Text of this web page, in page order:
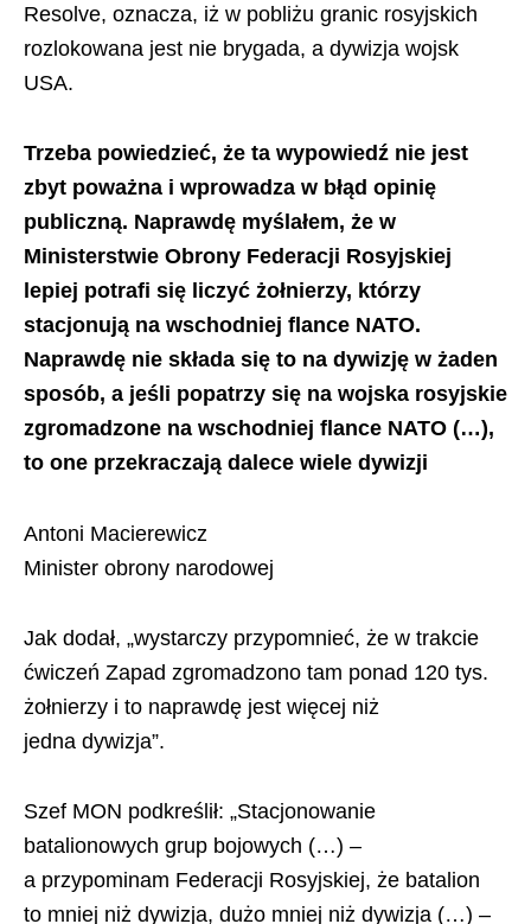
Resolve, oznacza, iż w pobliżu granic rosyjskich
rozlokowana jest nie brygada, a dywizja wojsk
USA.
Trzeba powiedzieć, że ta wypowiedź nie jest
zbyt poważna i wprowadza w błąd opinię
publiczną. Naprawdę myślałem, że w
Ministerstwie Obrony Federacji Rosyjskiej
lepiej potrafi się liczyć żołnierzy, którzy
stacjonują na wschodniej flance NATO.
Naprawdę nie składa się to na dywizję w żaden
sposób, a jeśli popatrzy się na wojska rosyjskie
zgromadzone na wschodniej flance NATO (…),
to one przekraczają dalece wiele dywizji
Antoni Macierewicz
Minister obrony narodowej
Jak dodał, „wystarczy przypomnieć, że w trakcie
ćwiczeń Zapad zgromadzono tam ponad 120 tys.
żołnierzy i to naprawdę jest więcej niż
jedna dywizja”.
Szef MON podkreślił: „Stacjonowanie
batalionowych grup bojowych (…) –
a przypominam Federacji Rosyjskiej, że batalion
to mniej niż dywizja, dużo mniej niż dywizja (…) –